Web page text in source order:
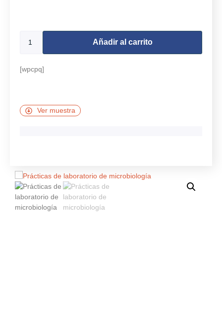
Añadir al carrito
[wpcpq]
Ver muestra